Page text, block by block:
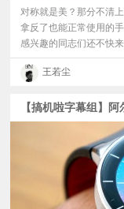
对称就是美？那分不清
拿反了也能正常使用的
感兴趣的同志们还不快来
王若尘
【搞机啦字幕组】